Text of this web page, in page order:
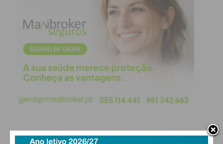
Agentes da Guardia Civil de Tráfego;
Serviços de emergência sanitária (Sacyl).
A A-11 é uma via habitualmente utilizada pela
comunidade emigrante portuguesa residente em
países como a Suíça e a França nas suas
deslocações para Portugal. As autoridades de
trânsito estão agora a investigar as causas que